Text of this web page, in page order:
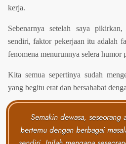
kerja.
Sebenarnya setelah saya
sendiri, faktor pekerjaan itu adalah
fenomena menurunnya selera humor
Kita semua sepertinya sudah
yang begitu erat dan bersahabat
Semakin dewasa, seseorang
bertemu dengan berbagai